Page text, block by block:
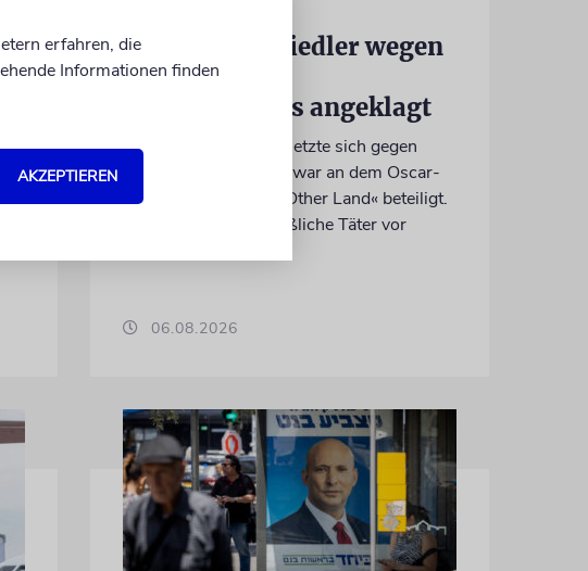
Israelischer Siedler wegen
Tötung eines
Palästinensers angeklagt
Der getötete Aktivist setzte sich gegen
Siedlergewalt ein und war an dem Oscar-
prämierten Film »No Other Land« beteiligt.
Jetzt steht der mutmaßliche Täter vor
06.08.2026
erfahren, die
Informationen finden
AKZEPTIEREN